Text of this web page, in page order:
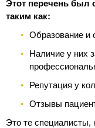
Этот перечень был
таким как:
Образование и
Наличие у них
Репутация у
Отзывы
Это те специалисты,